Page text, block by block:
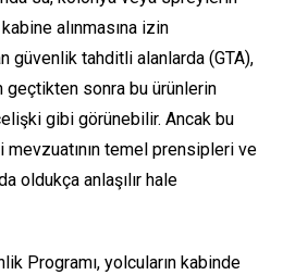
alınmasına izin
güvenlik tahditli alanlarda (GTA),
geçtikten sonra bu ürünlerin
gibi görünebilir. Ancak bu
mevzuatının temel prensipleri ve
oldukça anlaşılır hale
Programı, yolcuların kabinde